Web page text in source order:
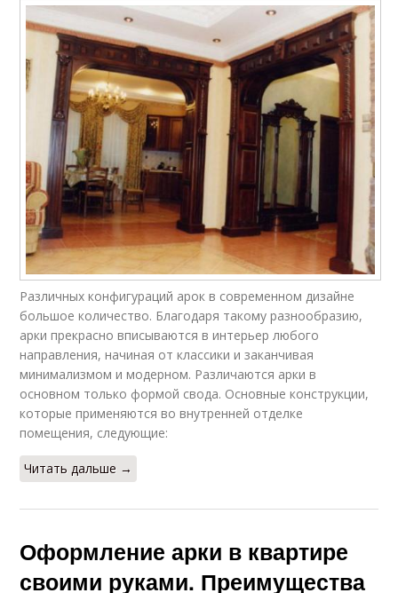
Различных конфигураций арок в современном дизайне
большое количество. Благодаря такому разнообразию,
арки прекрасно вписываются в интерьер любого
направления, начиная от классики и заканчивая
минимализмом и модерном. Различаются арки в
основном только формой свода. Основные конструкции,
которые применяются во внутренней отделке
помещения, следующие:
Читать дальше →
Оформление арки в квартире
своими руками. Преимущества